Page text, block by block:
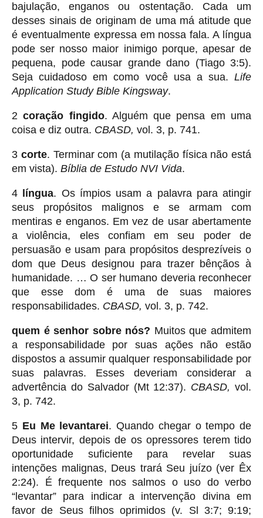
bajulação, enganos ou ostentação. Cada um
desses sinais de originam de uma má atitude que
é eventualmente expressa em nossa fala. A língua
pode ser nosso maior inimigo porque, apesar de
pequena, pode causar grande dano (Tiago 3:5).
Seja cuidadoso em como você usa a sua. Life
Application Study Bible Kingsway.
2coração fingido. Alguém que pensa em uma
coisa e diz outra. CBASD, vol. 3, p. 741.
3 corte. Terminar com (a mutilação física não está
em vista). Bíblia de Estudo NVI Vida.
4 língua. Os ímpios usam a palavra para atingir
seus propósitos malignos e se armam com
mentiras e enganos. Em vez de usar abertamente
a violência, eles confiam em seu poder de
persuasão e usam para propósitos desprezíveis o
dom que Deus designou para trazer bênçãos à
humanidade. … O ser humano deveria reconhecer
que esse dom é uma de suas maiores
responsabilidades. CBASD, vol. 3, p. 742.
quem é senhor sobre nós? Muitos que admitem
a responsabilidade por suas ações não estão
dispostos a assumir qualquer responsabilidade por
suas palavras. Esses deveriam considerar a
advertência do Salvador (Mt 12:37). CBASD, vol.
3, p. 742.
5 Eu Me levantarei. Quando chegar o tempo de
Deus intervir, depois de os opressores terem tido
oportunidade suficiente para revelar suas
intenções malignas, Deus trará Seu juízo (ver Êx
2:24). É frequente nos salmos o uso do verbo
“levantar” para indicar a intervenção divina em
favor de Seus filhos oprimidos (v. Sl 3:7; 9:19;